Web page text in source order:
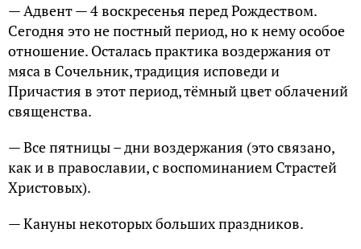
— Адвент — 4 воскресенья перед Рождеством.
Сегодня это не постный период, но к нему особое
отношение. Осталась практика воздержания от
мяса в Сочельник, традиция исповеди и
Причастия в этот период, тёмный цвет облачений
священства.
— Все пятницы – дни воздержания (это связано,
как и в православии, с воспоминанием Страстей
Христовых).
— Кануны некоторых больших праздников.